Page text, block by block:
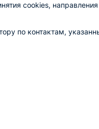
cookies,
по контактам,